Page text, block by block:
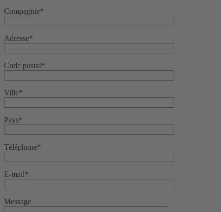
Compagnie*
Adresse*
Code postal*
Ville*
Pays*
Téléphone*
E-mail*
Message